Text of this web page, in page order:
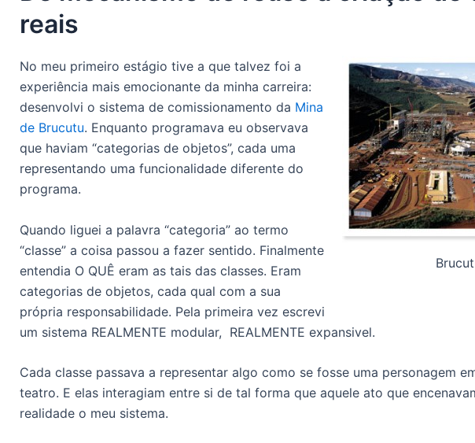
reais
No meu primeiro estágio tive a que talvez foi a
experiência mais emocionante da minha carreira:
desenvolvi o sistema de comissionamento da Mina
de Brucutu. Enquanto programava eu observava
que haviam “categorias de objetos”, cada uma
representando uma funcionalidade diferente do
programa.
Quando liguei a palavra “categoria” ao termo
“classe” a coisa passou a fazer sentido. Finalmente
entendia O QUÊ eram as tais das classes. Eram
categorias de objetos, cada qual com a sua
própria responsabilidade. Pela primeira vez escrevi
um sistema REALMENTE modular, REALMENTE expansivel.
Cada classe passava a representar algo como se fosse uma personagem
teatro. E elas interagiam entre si de tal forma que aquele ato que
realidade o meu sistema.